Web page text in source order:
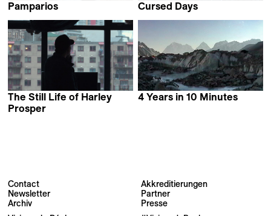
Pamparios
Cursed Days
The Still Life of Harley
Prosper
4 Years in 10 Minutes
Contact
Newsletter
Archiv
Akkreditierungen
Partner
Presse
Newsletter